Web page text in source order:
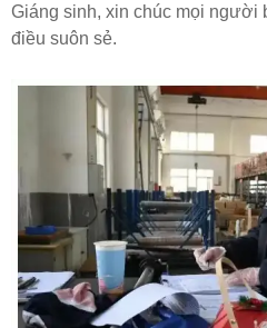
Giáng sinh, xin chúc mọi người
điều suôn sẻ.